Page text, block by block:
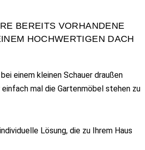
BEREITS VORHANDENE
HOCHWERTIGEN DACH
einem kleinen Schauer draußen
mal die Gartenmöbel stehen zu
Lösung, die zu Ihrem Haus